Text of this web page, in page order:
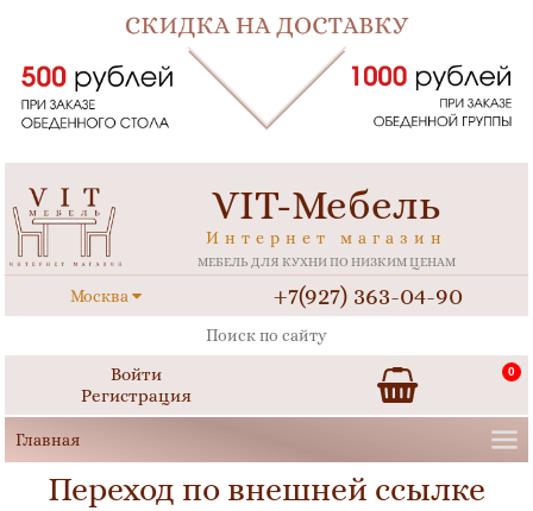
VIT-Мебель
Интернет магазин
МЕБЕЛЬ ДЛЯ КУХНИ ПО НИЗКИМ ЦЕНАМ
Москва +7(927) 363-04-90
Войти
Регистрация
0
Переход по внешней ссылке